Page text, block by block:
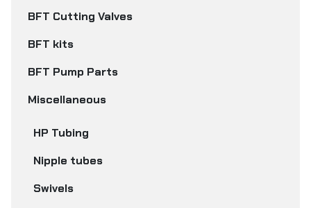
BFT Cutting Valves
BFT kits
BFT Pump Parts
Miscellaneous
HP Tubing
Nipple tubes
Swivels